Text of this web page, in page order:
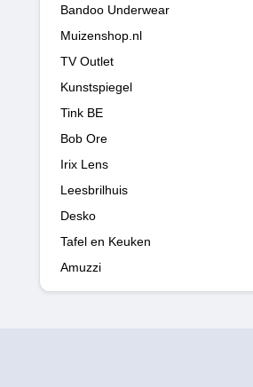
Bandoo Underwear
Muizenshop.nl
TV Outlet
Kunstspiegel
Tink BE
Bob Ore
Irix Lens
Leesbrilhuis
Desko
Tafel en Keuken
Amuzzi